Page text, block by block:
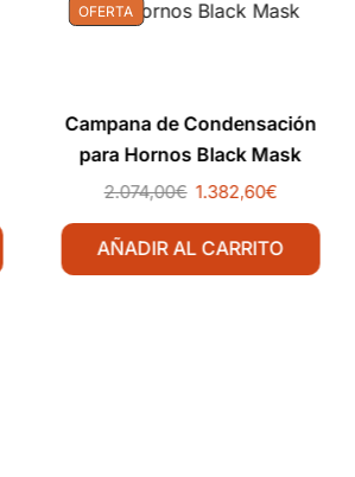
OFERTA
Campana de Condensación
para Hornos Black Mask
2.074,00€ 1.382,60€
AÑADIR AL CARRITO